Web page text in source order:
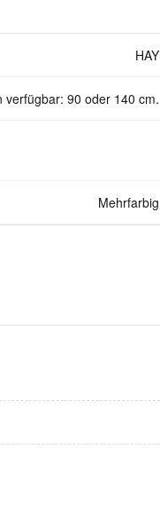
HAY
verfügbar: 90 oder 140 cm.
Mehrfarbig